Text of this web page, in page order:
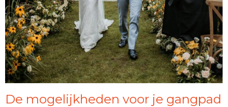
De mogelijkheden voor je gangpad